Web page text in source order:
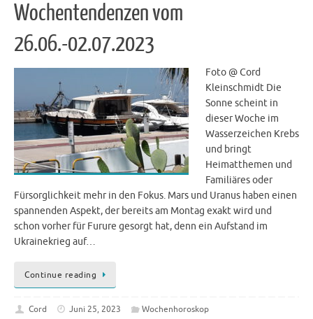
Wochentendenzen vom
26.06.-02.07.2023
Foto @ Cord
Kleinschmidt Die
Sonne scheint in
dieser Woche im
Wasserzeichen Krebs
und bringt
Heimatthemen und
Familiäres oder
Fürsorglichkeit mehr in den Fokus. Mars und Uranus haben einen
spannenden Aspekt, der bereits am Montag exakt wird und
schon vorher für Furure gesorgt hat, denn ein Aufstand im
Ukrainekrieg auf…
Continue reading
Cord Juni 25, 2023
Wochenhoroskop